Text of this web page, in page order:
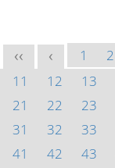
<< < 1 2
11
12 13
21
22 23
31
32 33
41
42 43